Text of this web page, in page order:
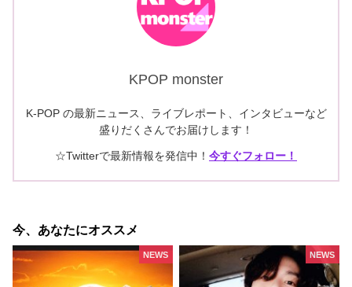
KPOP monster
K-POP の最新ニュース、ライブレポート、インタビューなど
盛りだくさんでお届けします！
☆Twitterで最新情報を発信中！ 今すぐフォロー！
今、あなたにオススメ
NEWS NEWS